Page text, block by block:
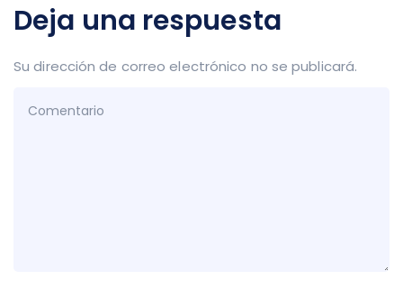
Deja una respuesta
Su dirección de correo electrónico no se publicará.